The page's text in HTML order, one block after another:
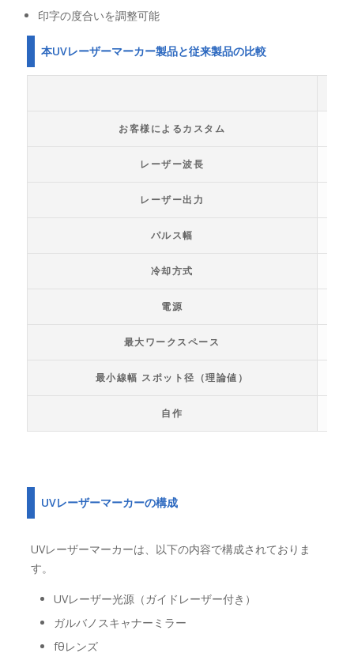
印字の度合いを調整可能
本UVレーザーマーカー製品と従来製品の比較
お客様によるカスタム
レーザー波長
レーザー出力
パルス幅
冷却方式
電源
最大ワークスペース
最小線幅 スポット径（理論値）
自作
UVレーザーマーカーの構成
UVレーザーマーカーは、以下の内容で構成されておりま
す。
UVレーザー光源（ガイドレーザー付き）
ガルバノスキャナーミラー
fθレンズ